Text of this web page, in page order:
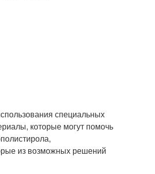
специальных
которые могут помочь
из возможных решений